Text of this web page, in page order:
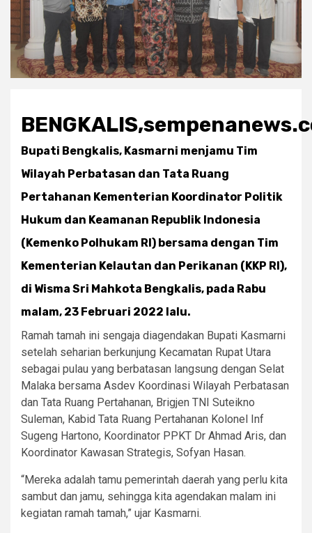
Bupati Bengkalis, Kasmarni menjamu Tim
Wilayah Perbatasan dan Tata Ruang
Pertahanan Kementerian Koordinator Politik
Hukum dan Keamanan Republik Indonesia
(Kemenko Polhukam RI) bersama dengan Tim
Kementerian Kelautan dan Perikanan (KKP RI),
di Wisma Sri Mahkota Bengkalis, pada Rabu
malam, 23 Februari 2022 lalu.
Ramah tamah ini sengaja diagendakan Bupati Kasmarni
setelah seharian berkunjung Kecamatan Rupat Utara
sebagai pulau yang berbatasan langsung dengan Selat
Malaka bersama Asdev Koordinasi Wilayah Perbatasan
dan Tata Ruang Pertahanan, Brigjen TNI Suteikno
Suleman, Kabid Tata Ruang Pertahanan Kolonel Inf
Sugeng Hartono, Koordinator PPKT Dr Ahmad Aris, dan
Koordinator Kawasan Strategis, Sofyan Hasan.
“Mereka adalah tamu pemerintah daerah yang perlu kita
sambut dan jamu, sehingga kita agendakan malam ini
kegiatan ramah tamah,” ujar Kasmarni.